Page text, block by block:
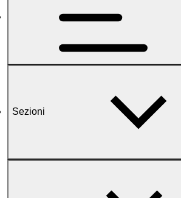
Sezioni